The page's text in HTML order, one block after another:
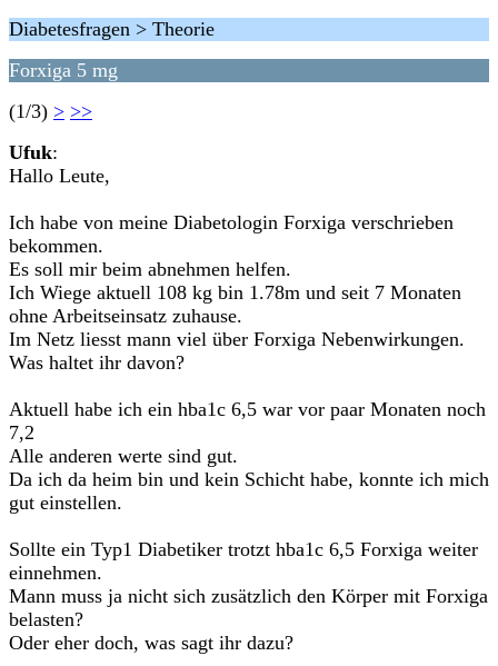
Diabetesfragen > Theorie
Forxiga 5 mg
(1/3) > >>
Ufuk:
Hallo Leute,
Ich habe von meine Diabetologin Forxiga verschrieben
bekommen.
Es soll mir beim abnehmen helfen.
Ich Wiege aktuell 108 kg bin 1.78m und seit 7 Monaten
ohne Arbeitseinsatz zuhause.
Im Netz liesst mann viel über Forxiga Nebenwirkungen.
Was haltet ihr davon?
Aktuell habe ich ein hba1c 6,5 war vor paar Monaten noch
7,2
Alle anderen werte sind gut.
Da ich da heim bin und kein Schicht habe, konnte ich mich
gut einstellen.
Sollte ein Typ1 Diabetiker trotzt hba1c 6,5 Forxiga weiter
einnehmen.
Mann muss ja nicht sich zusätzlich den Körper mit Forxiga
belasten?
Oder eher doch, was sagt ihr dazu?